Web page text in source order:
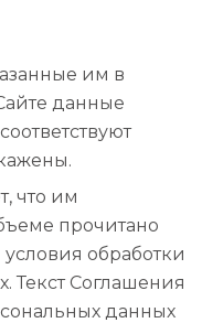
им в
данные
что им
прочитано
обработки
Текст Соглашения
данных